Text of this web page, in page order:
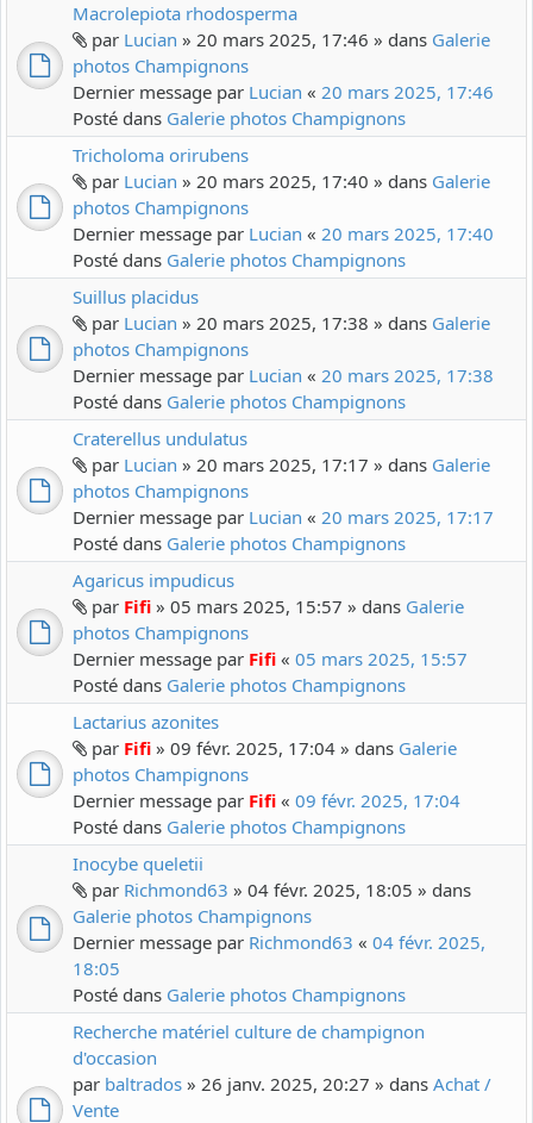
Macrolepiota rhodosperma
par Lucian » 20 mars 2025, 17:46 » dans Galerie
photos Champignons
Dernier message par Lucian « 20 mars 2025, 17:46
Posté dans Galerie photos Champignons
Tricholoma orirubens
par Lucian » 20 mars 2025, 17:40 » dans Galerie
photos Champignons
Dernier message par Lucian « 20 mars 2025, 17:40
Posté dans Galerie photos Champignons
Suillus placidus
par Lucian » 20 mars 2025, 17:38 » dans Galerie
photos Champignons
Dernier message par Lucian « 20 mars 2025, 17:38
Posté dans Galerie photos Champignons
Craterellus undulatus
par Lucian » 20 mars 2025, 17:17 » dans Galerie
photos Champignons
Dernier message par Lucian « 20 mars 2025, 17:17
Posté dans Galerie photos Champignons
Agaricus impudicus
par Fifi » 05 mars 2025, 15:57 » dans Galerie
photos Champignons
Dernier message par Fifi « 05 mars 2025, 15:57
Posté dans Galerie photos Champignons
Lactarius azonites
par Fifi » 09 févr. 2025, 17:04 » dans Galerie
photos Champignons
Dernier message par Fifi « 09 févr. 2025, 17:04
Posté dans Galerie photos Champignons
Inocybe queletii
par Richmond63 » 04 févr. 2025, 18:05 » dans
Galerie photos Champignons
Dernier message par Richmond63 « 04 févr. 2025,
18:05
Posté dans Galerie photos Champignons
Recherche matériel culture de champignon
d'occasion
par baltrados » 26 janv. 2025, 20:27 » dans Achat /
Vente